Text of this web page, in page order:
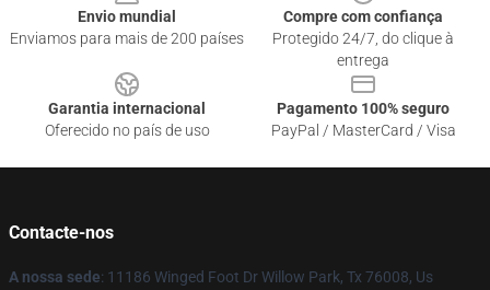
Envio mundial
Enviamos para mais de 200 países
Compre com confiança
Protegido 24/7, do clique à
entrega
Garantia internacional
Oferecido no país de uso
Pagamento 100% seguro
PayPal / MasterCard / Visa
Contacte-nos
A nossa sede: 11186 Winged Foot Dr Willow Park, Tx 76008, Us